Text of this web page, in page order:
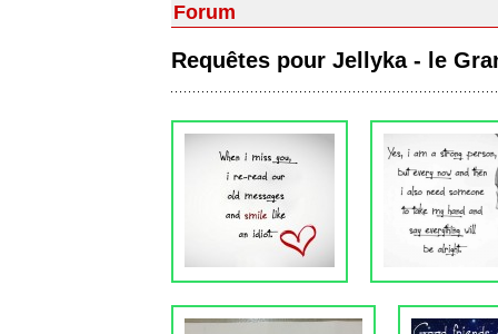
Forum
Requêtes pour Jellyka - le